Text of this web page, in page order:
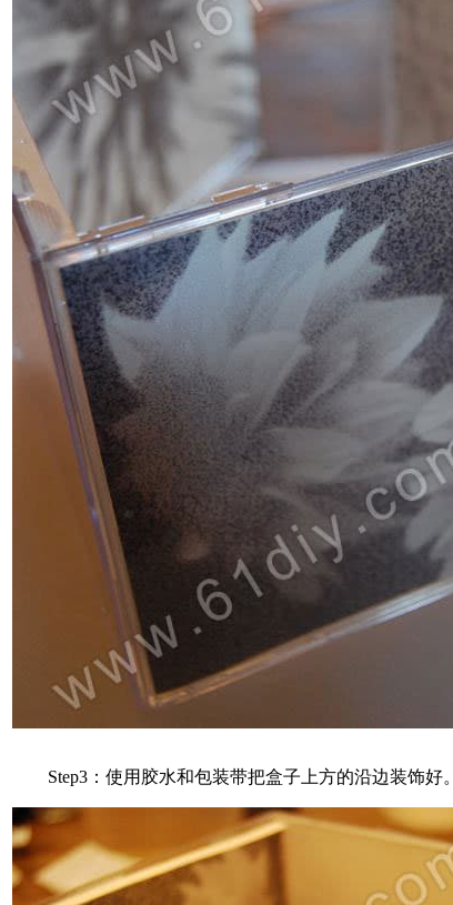
Step3：使用胶水和包装带把盒子上方的沿边装饰好。